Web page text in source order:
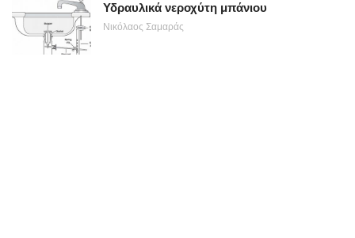
Υδραυλικά νεροχύτη μπάνιου
Νικόλαος Σαμαράς